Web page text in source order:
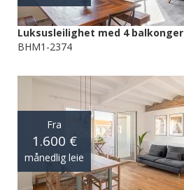
Luksusleilighet med 4 balkonger
BHM1-2374
Fra
1.600 €
månedlig leie